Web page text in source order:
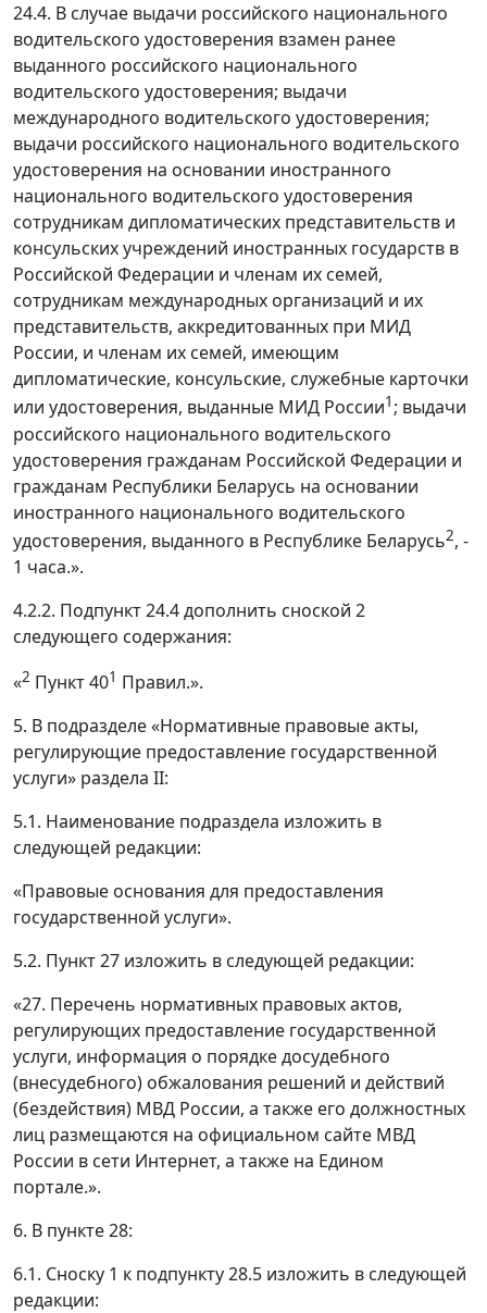
24.4. В случае выдачи российского национального
водительского удостоверения взамен ранее
выданного российского национального
водительского удостоверения; выдачи
международного водительского удостоверения;
выдачи российского национального водительского
удостоверения на основании иностранного
национального водительского удостоверения
сотрудникам дипломатических представительств и
консульских учреждений иностранных государств в
Российской Федерации и членам их семей,
сотрудникам международных организаций и их
представительств, аккредитованных при МИД
России, и членам их семей, имеющим
дипломатические, консульские, служебные карточки
или удостоверения, выданные МИД России1; выдачи
российского национального водительского
удостоверения гражданам Российской Федерации и
гражданам Республики Беларусь на основании
иностранного национального водительского
удостоверения, выданного в Республике Беларусь2, -
1 часа.».
4.2.2. Подпункт 24.4 дополнить сноской 2
следующего содержания:
«2 Пункт 401 Правил.».
5. В подразделе «Нормативные правовые акты,
регулирующие предоставление государственной
услуги» раздела II:
5.1. Наименование подраздела изложить в
следующей редакции:
«Правовые основания для предоставления
государственной услуги».
5.2. Пункт 27 изложить в следующей редакции:
«27. Перечень нормативных правовых актов,
регулирующих предоставление государственной
услуги, информация о порядке досудебного
(внесудебного) обжалования решений и действий
(бездействия) МВД России, а также его должностных
лиц размещаются на официальном сайте МВД
России в сети Интернет, а также на Едином
портале.».
6. В пункте 28:
6.1. Сноску 1 к подпункту 28.5 изложить в следующей
редакции: